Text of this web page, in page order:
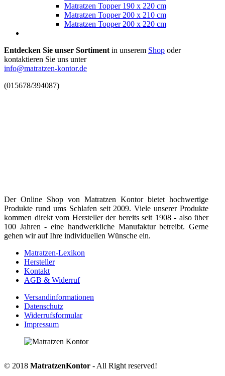
Matratzen Topper 190 x 220 cm
Matratzen Topper 200 x 210 cm
Matratzen Topper 200 x 220 cm
Entdecken Sie unser Sortiment in unserem Shop oder
kontaktieren Sie uns unter
info@matratzen-kontor.de
(015678/394087)
Der Online Shop von Matratzen Kontor bietet hochwertige
Produkte rund ums Schlafen seit 2009. Viele unserer Produkte
kommen direkt vom Hersteller der bereits seit 1908 - also über
100 Jahren - eine handwerkliche Manufaktur betreibt. Gerne
gehen wir auf Ihre individuellen Wünsche ein.
Matratzen-Lexikon
Hersteller
Kontakt
AGB & Widerruf
Versandinformationen
Datenschutz
Widerrufsformular
Impressum
© 2018 MatratzenKontor - All Right reserved!